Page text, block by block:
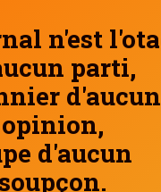
n'est
parti,
opinion,
d'aucun
soupçon.